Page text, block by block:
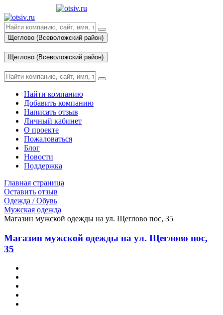
Щеглово (Всеволожский район)
Щеглово (Всеволожский район)
Найти компанию
Добавить компанию
Написать отзыв
Личный кабинет
О проекте
Пожаловаться
Блог
Новости
Поддержка
Главная страница
Оставить отзыв
Одежда / Обувь
Мужская одежда
Магазин мужской одежды на ул. Щеглово пос, 35
Магазин мужской одежды на ул. Щеглово пос,
35